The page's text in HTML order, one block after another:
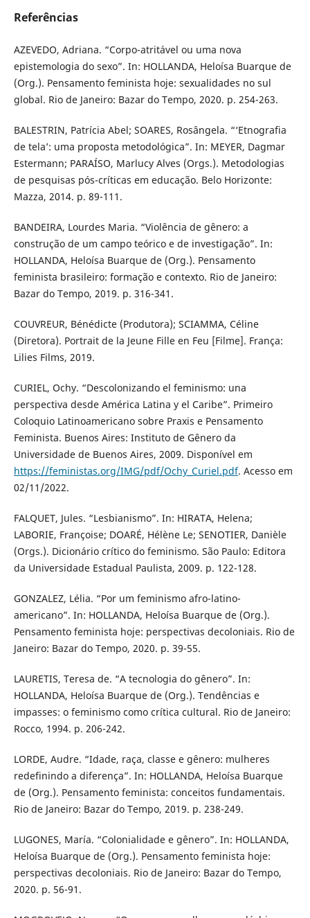
Referências
AZEVEDO, Adriana. “Corpo-atritável ou uma nova
epistemologia do sexo”. In: HOLLANDA, Heloísa Buarque de
(Org.). Pensamento feminista hoje: sexualidades no sul
global. Rio de Janeiro: Bazar do Tempo, 2020. p. 254-263.
BALESTRIN, Patrícia Abel; SOARES, Rosângela. “‘Etnografia
de tela’: uma proposta metodológica”. In: MEYER, Dagmar
Estermann; PARAÍSO, Marlucy Alves (Orgs.). Metodologias
de pesquisas pós-críticas em educação. Belo Horizonte:
Mazza, 2014. p. 89-111.
BANDEIRA, Lourdes Maria. “Violência de gênero: a
construção de um campo teórico e de investigação”. In:
HOLLANDA, Heloísa Buarque de (Org.). Pensamento
feminista brasileiro: formação e contexto. Rio de Janeiro:
Bazar do Tempo, 2019. p. 316-341.
COUVREUR, Bénédicte (Produtora); SCIAMMA, Céline
(Diretora). Portrait de la Jeune Fille en Feu [Filme]. França:
Lilies Films, 2019.
CURIEL, Ochy. “Descolonizando el feminismo: una
perspectiva desde América Latina y el Caribe”. Primeiro
Coloquio Latinoamericano sobre Praxis e Pensamento
Feminista. Buenos Aires: Instituto de Gênero da
Universidade de Buenos Aires, 2009. Disponível em
https://feministas.org/IMG/pdf/Ochy_Curiel.pdf. Acesso em
02/11/2022.
FALQUET, Jules. “Lesbianismo”. In: HIRATA, Helena;
LABORIE, Françoise; DOARÉ, Hélène Le; SENOTIER, Danièle
(Orgs.). Dicionário crítico do feminismo. São Paulo: Editora
da Universidade Estadual Paulista, 2009. p. 122-128.
GONZALEZ, Lélia. “Por um feminismo afro-latino-
americano”. In: HOLLANDA, Heloísa Buarque de (Org.).
Pensamento feminista hoje: perspectivas decoloniais. Rio de
Janeiro: Bazar do Tempo, 2020. p. 39-55.
LAURETIS, Teresa de. “A tecnologia do gênero”. In:
HOLLANDA, Heloísa Buarque de (Org.). Tendências e
impasses: o feminismo como crítica cultural. Rio de Janeiro:
Rocco, 1994. p. 206-242.
LORDE, Audre. “Idade, raça, classe e gênero: mulheres
redefinindo a diferença”. In: HOLLANDA, Heloísa Buarque
de (Org.). Pensamento feminista: conceitos fundamentais.
Rio de Janeiro: Bazar do Tempo, 2019. p. 238-249.
LUGONES, María. “Colonialidade e gênero”. In: HOLLANDA,
Heloísa Buarque de (Org.). Pensamento feminista hoje:
perspectivas decoloniais. Rio de Janeiro: Bazar do Tempo,
2020. p. 56-91.